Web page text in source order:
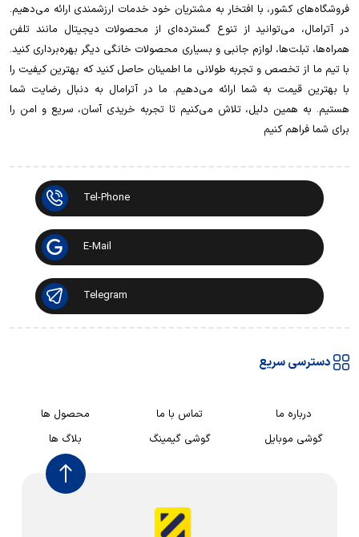
فروشگاه‌های کشور، با افتخار به مشتریان خود خدمات ارزشمندی ارائه می‌دهیم.
در آترامال، می‌توانید از تنوع گسترده‌ای از محصولات دیجیتال مانند تلفن
همراه‌ها، تبلت‌ها، لوازم جانبی و بسیاری محصولات خانگی دیگر بهره‌برداری کنید.
با تیم ما از تخصص و تجربه طولانی ما اطمینان حاصل کنید که بهترین کیفیت را
با بهترین قیمت به شما ارائه می‌دهیم. ما در آترامال به دنبال رضایت شما
هستیم. به همین دلیل، تلاش می‌کنیم تا تجربه خریدی آسان، سریع و امن را
برای شما فراهم کنیم
Tel-Phone
E-Mail
Telegram
دسترسی سریع
درباره ما تماس با ما
محصول ها
گوشی موبایل
گوشی گیمینگ بلاگ ها